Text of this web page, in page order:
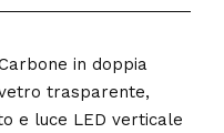
in doppia
trasparente,
e luce LED verticale